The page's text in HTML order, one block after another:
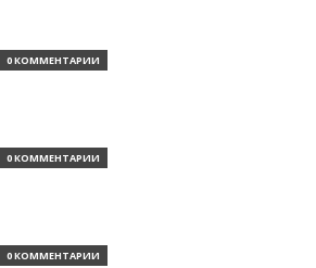
0 КОММЕНТАРИИ
0 КОММЕНТАРИИ
0 КОММЕНТАРИИ